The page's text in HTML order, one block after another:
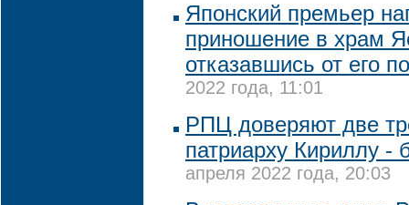
Японский премьер
приношение в храм
отказавшись от его
2022 года, 11:01
РПЦ доверяют две
патриарху Кириллу -
апреля 2022 года, 20:03